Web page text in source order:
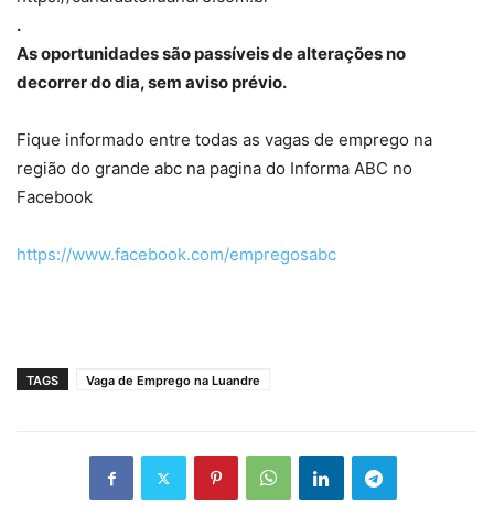
.
As oportunidades são passíveis de alterações no
decorrer do dia, sem aviso prévio.
Fique informado entre todas as vagas de emprego na
região do grande abc na pagina do Informa ABC no
Facebook
https://www.facebook.com/empregosabc
TAGS Vaga de Emprego na Luandre